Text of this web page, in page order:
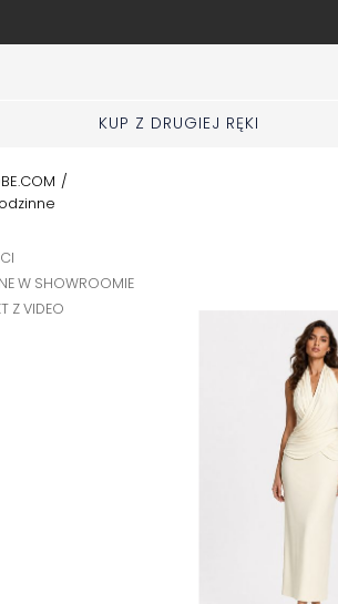
KUP Z DRUGIEJ RĘKI
/
W SHOWROOMIE
Z VIDEO